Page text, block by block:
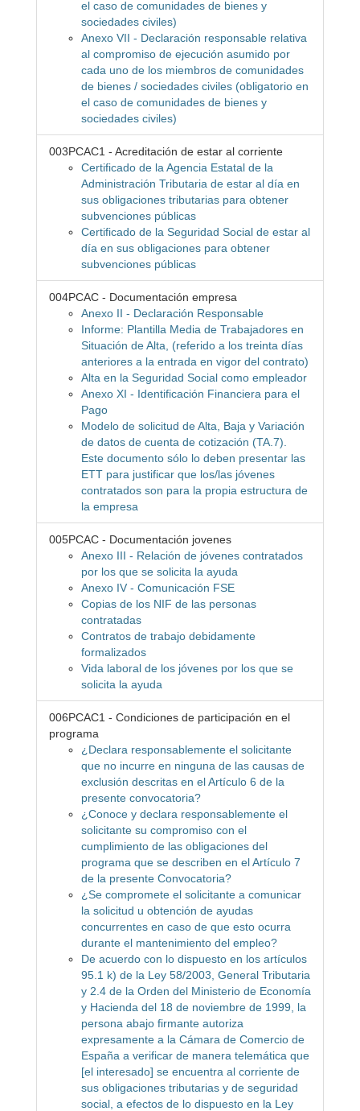
el caso de comunidades de bienes y
sociedades civiles)
Anexo VII - Declaración responsable relativa
al compromiso de ejecución asumido por
cada uno de los miembros de comunidades
de bienes / sociedades civiles (obligatorio en
el caso de comunidades de bienes y
sociedades civiles)
003PCAC1 - Acreditación de estar al corriente
Certificado de la Agencia Estatal de la
Administración Tributaria de estar al día en
sus obligaciones tributarias para obtener
subvenciones públicas
Certificado de la Seguridad Social de estar al
día en sus obligaciones para obtener
subvenciones públicas
004PCAC - Documentación empresa
Anexo II - Declaración Responsable
Informe: Plantilla Media de Trabajadores en
Situación de Alta, (referido a los treinta días
anteriores a la entrada en vigor del contrato)
Alta en la Seguridad Social como empleador
Anexo XI - Identificación Financiera para el
Pago
Modelo de solicitud de Alta, Baja y Variación
de datos de cuenta de cotización (TA.7).
Este documento sólo lo deben presentar las
ETT para justificar que los/las jóvenes
contratados son para la propia estructura de
la empresa
005PCAC - Documentación jovenes
Anexo III - Relación de jóvenes contratados
por los que se solicita la ayuda
Anexo IV - Comunicación FSE
Copias de los NIF de las personas
contratadas
Contratos de trabajo debidamente
formalizados
Vida laboral de los jóvenes por los que se
solicita la ayuda
006PCAC1 - Condiciones de participación en el
programa
¿Declara responsablemente el solicitante
que no incurre en ninguna de las causas de
exclusión descritas en el Artículo 6 de la
presente convocatoria?
¿Conoce y declara responsablemente el
solicitante su compromiso con el
cumplimiento de las obligaciones del
programa que se describen en el Artículo 7
de la presente Convocatoria?
¿Se compromete el solicitante a comunicar
la solicitud u obtención de ayudas
concurrentes en caso de que esto ocurra
durante el mantenimiento del empleo?
De acuerdo con lo dispuesto en los artículos
95.1 k) de la Ley 58/2003, General Tributaria
y 2.4 de la Orden del Ministerio de Economía
y Hacienda del 18 de noviembre de 1999, la
persona abajo firmante autoriza
expresamente a la Cámara de Comercio de
España a verificar de manera telemática que
[el interesado] se encuentra al corriente de
sus obligaciones tributarias y de seguridad
social, a efectos de lo dispuesto en la Ley